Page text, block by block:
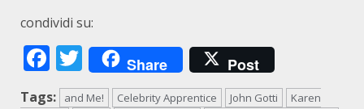
condividi su:
Facebook
Twitter
Share Post
Tags: and Me! Celebrity Apprentice John Gotti
Karen